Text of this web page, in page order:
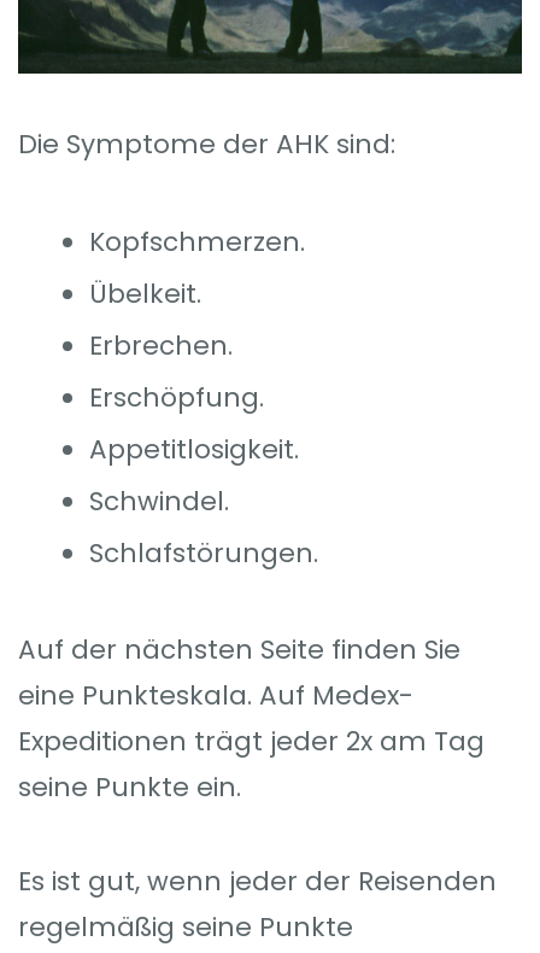
Die Symptome der AHK sind:
Kopfschmerzen.
Übelkeit.
Erbrechen.
Erschöpfung.
Appetitlosigkeit.
Schwindel.
Schlafstörungen.
Auf der nächsten Seite finden Sie
eine Punkteskala. Auf Medex-
Expeditionen trägt jeder 2x am Tag
seine Punkte ein.
Es ist gut, wenn jeder der Reisenden
regelmäßig seine Punkte